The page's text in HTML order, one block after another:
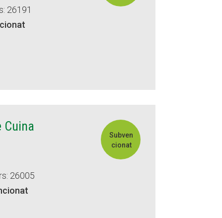
26191
Cuina
26005
Subven
cionat